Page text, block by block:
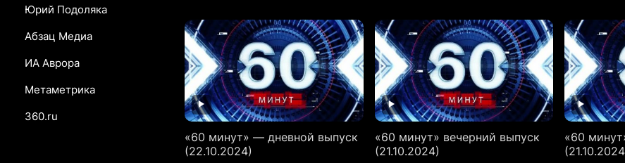
Юрий Подоляка
Абзац Медиа
ИА Аврора
Метаметрика
360.ru
«60 минут» — дневной выпуск
(22.10.2024)
«60 минут» вечерний выпуск
(21.10.2024)
«60